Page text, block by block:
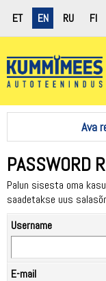
ET EN RU FI
Ava
PASSWORD
Palun sisesta oma
saadetakse uus
Username
E-mail